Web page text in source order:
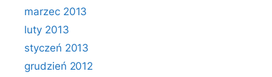
marzec 2013
luty 2013
styczeń 2013
grudzień 2012